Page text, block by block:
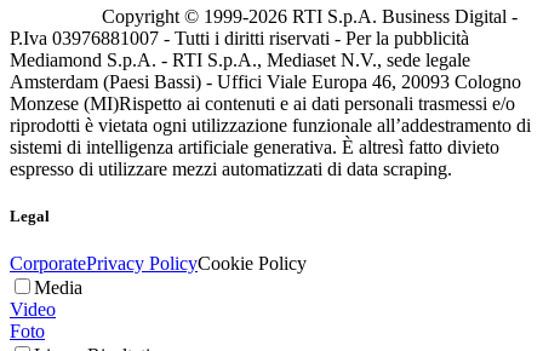
Copyright © 1999-2026 RTI S.p.A. Business Digital -
P.Iva 03976881007 - Tutti i diritti riservati - Per la pubblicità
Mediamond S.p.A. - RTI S.p.A., Mediaset N.V., sede legale
Amsterdam (Paesi Bassi) - Uffici Viale Europa 46, 20093 Cologno
Monzese (MI)Rispetto ai contenuti e ai dati personali trasmessi e/o
riprodotti è vietata ogni utilizzazione funzionale all’addestramento di
sistemi di intelligenza artificiale generativa. È altresì fatto divieto
espresso di utilizzare mezzi automatizzati di data scraping.
Legal
CorporatePrivacy PolicyCookie Policy
Media
Video
Foto